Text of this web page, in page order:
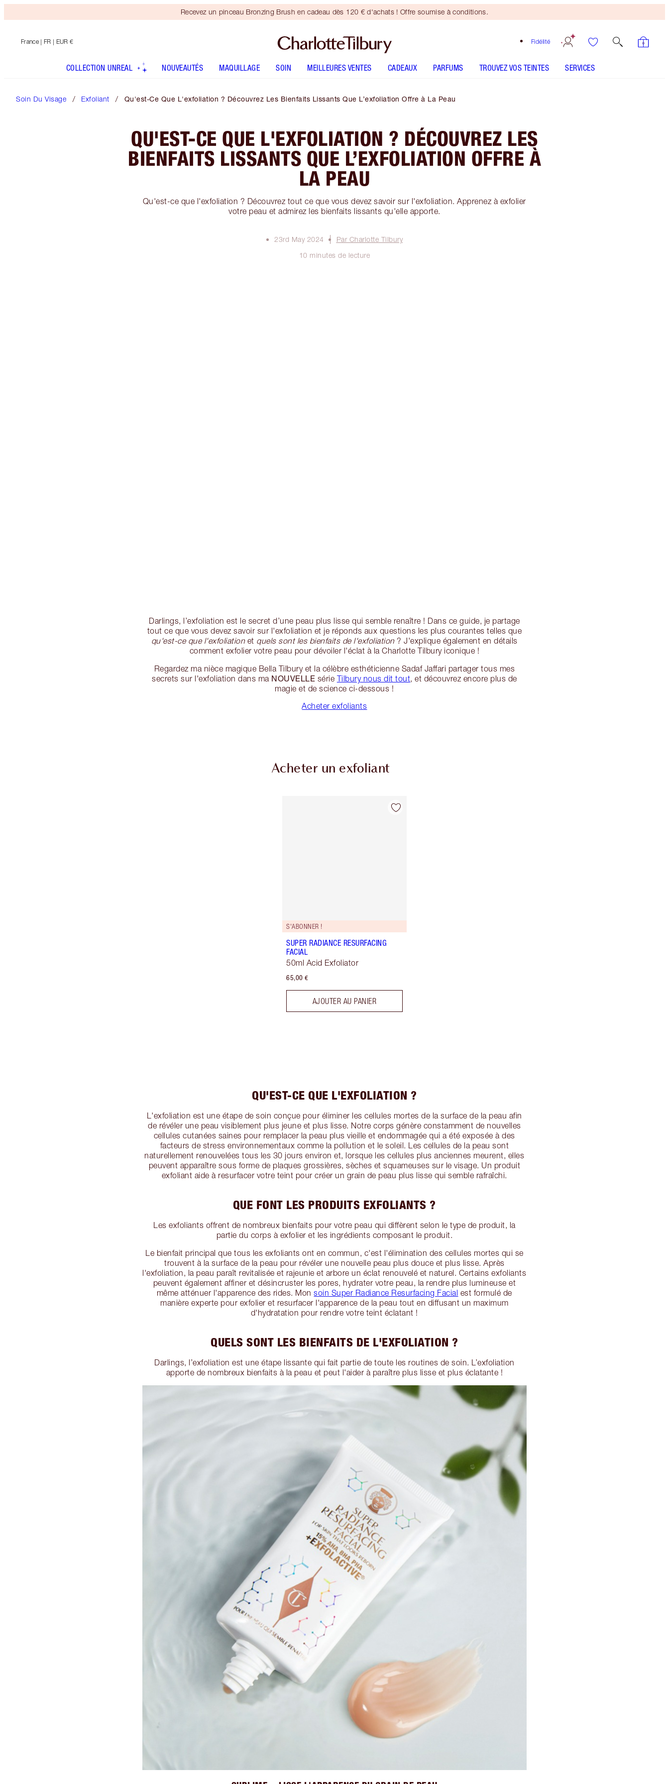
Recevez un pinceau Bronzing Brush en cadeau dès 120 € d'achats ! Offre soumise à conditions.
Fidélité
France | FR | EUR €
COLLECTION UNREAL NOUVEAUTÉS MAQUILLAGE SOIN MEILLEURES VENTES CADEAUX PARFUMS TROUVEZ VOS TEINTES SERVICES
Soin Du Visage Exfoliant Qu'est-Ce Que L'exfoliation ? Découvrez Les Bienfaits Lissants Que L’exfoliation Offre à La Peau
QU'EST-CE QUE L'EXFOLIATION ? DÉCOUVREZ LES
BIENFAITS LISSANTS QUE L’EXFOLIATION OFFRE À
LA PEAU
Qu'est-ce que l'exfoliation ? Découvrez tout ce que vous devez savoir sur l'exfoliation. Apprenez à exfolier
votre peau et admirez les bienfaits lissants qu'elle apporte.
23rd May 2024
Par Charlotte Tilbury
10 minutes de lecture
Darlings, l’exfoliation est le secret d’une peau plus lisse qui semble renaître ! Dans ce guide, je partage
tout ce que vous devez savoir sur l'exfoliation et je réponds aux questions les plus courantes telles que
qu'est-ce que l'exfoliationet quels sont les bienfaits de l'exfoliation? J'explique également en détails
comment exfolier votre peau pour dévoiler l'éclat à la Charlotte Tilbury iconique !
Regardez ma nièce magique Bella Tilbury et la célèbre esthéticienne Sadaf Jaffari partager tous mes
secrets sur l'exfoliation dans ma NOUVELLE série Tilbury nous dit tout, et découvrez encore plus de
magie et de science ci-dessous !
Acheter exfoliants
Acheter un exfoliant
Article 1 sur 1
S'ABONNER !
SUPER RADIANCE RESURFACING
FACIAL
50ml Acid Exfoliator
65,00 €
AJOUTER AU PANIER
QU'EST-CE QUE L'EXFOLIATION ?
L'exfoliation est une étape de soin conçue pour éliminer les cellules mortes de la surface de la peau afin
de révéler une peau visiblement plus jeune et plus lisse. Notre corps génère constamment de nouvelles
cellules cutanées saines pour remplacer la peau plus vieille et endommagée qui a été exposée à des
facteurs de stress environnementaux comme la pollution et le soleil. Les cellules de la peau sont
naturellement renouvelées tous les 30 jours environ et, lorsque les cellules plus anciennes meurent, elles
peuvent apparaître sous forme de plaques grossières, sèches et squameuses sur le visage. Un produit
exfoliant aide à resurfacer votre teint pour créer un grain de peau plus lisse qui semble rafraîchi.
QUE FONT LES PRODUITS EXFOLIANTS ?
Les exfoliants offrent de nombreux bienfaits pour votre peau qui diffèrent selon le type de produit, la
partie du corps à exfolier et les ingrédients composant le produit.
Le bienfait principal que tous les exfoliants ont en commun, c'est l'élimination des cellules mortes qui se
trouvent à la surface de la peau pour révéler une nouvelle peau plus douce et plus lisse. Après
l'exfoliation, la peau paraît revitalisée et rajeunie et arbore un éclat renouvelé et naturel. Certains exfoliants
peuvent également affiner et désincruster les pores, hydrater votre peau, la rendre plus lumineuse et
même atténuer l'apparence des rides. Monsoin Super Radiance Resurfacing Facial est formulé de
manière experte pour exfolier et resurfacer l'apparence de la peau tout en diffusant un maximum
d'hydratation pour rendre votre teint éclatant !
QUELS SONT LES BIENFAITS DE L'EXFOLIATION ?
Darlings, l’exfoliation est une étape lissante qui fait partie de toute les routines de soin. L’exfoliation
apporte de nombreux bienfaits à la peau et peut l'aider à paraître plus lisse et plus éclatante !